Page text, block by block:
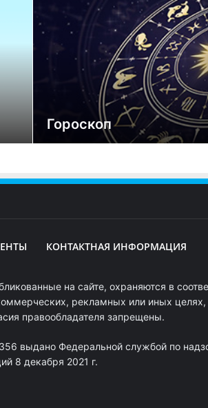
Гороскоп
КОНТАКТНАЯ ИНФОРМАЦИЯ
на сайте, охраняются в
рекламных или иных целях,
правообладателя запрещены.
выдано Федеральной службой по
8 декабря 2021 г.